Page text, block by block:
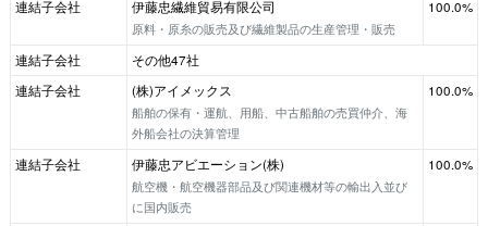
連結子会社
伊藤忠繊維貿易有限公司
原料・原糸の販売及び繊維製品の生産管理・販売
100.0%
連結子会社
その他47社
連結子会社
(株)アイメックス
船舶の保有・運航、用船、中古船舶の売買仲介、海
外船会社の決算管理
100.0%
連結子会社
伊藤忠アビエーション(株)
航空機・航空機器部品及び関連機材等の輸出入並び
に国内販売
100.0%